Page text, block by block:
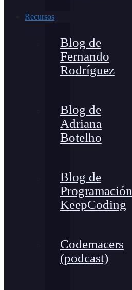
Recursos
Blog de
Fernando
Rodríguez
Blog de
Adriana
Botelho
Blog de
Programación
KeepCoding
Codemacers
(podcast)